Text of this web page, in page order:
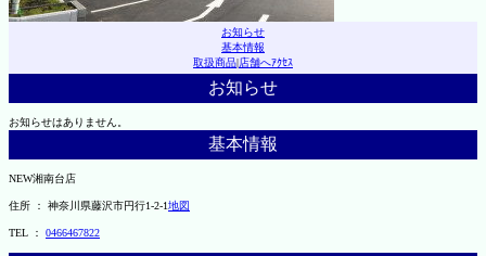
お知らせ
基本情報
取扱商品|店舗へｱｸｾｽ
お知らせ
お知らせはありません。
基本情報
NEW湘南台店
住所 ： 神奈川県藤沢市円行1-2-1地図
TEL ： 0466467822